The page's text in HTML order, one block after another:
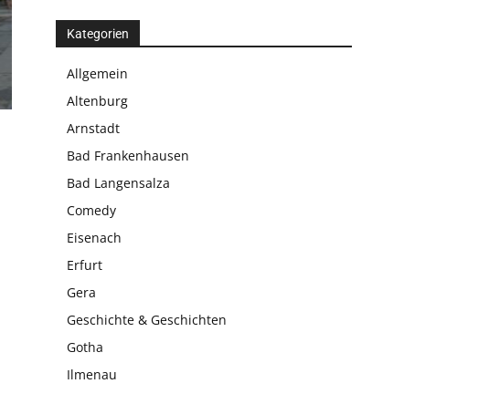
Kategorien
Allgemein
Altenburg
Arnstadt
Bad Frankenhausen
Bad Langensalza
Comedy
Eisenach
Erfurt
Gera
Geschichte & Geschichten
Gotha
Ilmenau